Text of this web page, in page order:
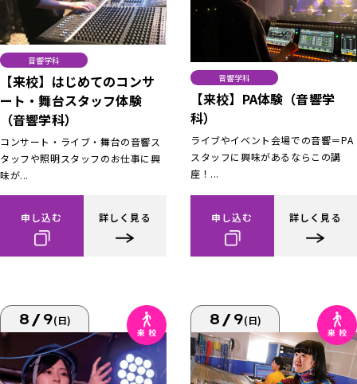
音響学科
【来校】はじめてのコンサ
ート・舞台スタッフ体験
（音響学科）
コンサート・ライブ・舞台の音響ス
タッフや照明スタッフのお仕事に興
味が...
申し込む 詳しく見る
音響学科
【来校】PA体験（音響学
科）
ライブやイベント会場での音響＝PA
スタッフに興味があるならこの講
座！...
申し込む 詳しく見る
8/9(日) 8/9(日)